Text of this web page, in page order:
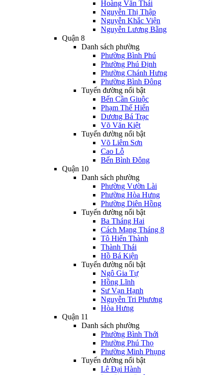
Hoàng Văn Thái
Nguyễn Thị Thập
Nguyễn Khắc Viện
Nguyễn Lương Bằng
Quận 8
Danh sách phường
Phường Bình Phú
Phường Phú Định
Phường Chánh Hưng
Phường Bình Đông
Tuyến đường nổi bật
Bến Cần Giuộc
Phạm Thế Hiển
Dương Bá Trạc
Võ Văn Kiệt
Tuyến đường nổi bật
Võ Liêm Sơn
Cao Lỗ
Bến Bình Đông
Quận 10
Danh sách phường
Phường Vườn Lài
Phường Hòa Hưng
Phường Diên Hồng
Tuyến đường nổi bật
Ba Tháng Hai
Cách Mạng Tháng 8
Tô Hiến Thành
Thành Thái
Hồ Bá Kiện
Tuyến đường nổi bật
Ngô Gia Tự
Hồng Lĩnh
Sư Vạn Hạnh
Nguyễn Tri Phương
Hòa Hưng
Quận 11
Danh sách phường
Phường Bình Thới
Phường Phú Thọ
Phường Minh Phụng
Tuyến đường nổi bật
Lê Đại Hành